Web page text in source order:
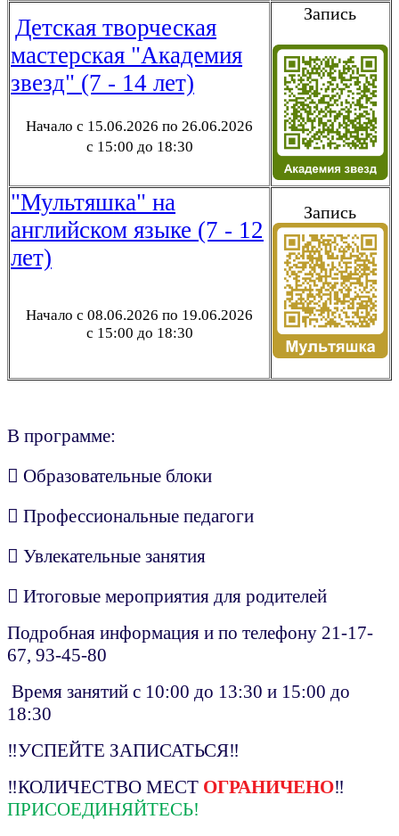
Детская творческая
мастерская "Академия
звезд" (7 - 14 лет)
Начало с 15.06.2026 по 26.06.2026
с 15:00 до 18:30
Запись
"Мультяшка" на
английском языке (7 - 12
лет)
Начало с 08.06.2026 по 19.06.2026
с 15:00 до 18:30
Запись
В программе:
 Образовательные блоки
 Профессиональные педагоги
 Увлекательные занятия
 Итоговые мероприятия для родителей
Подробная информация и по телефону 21-17-
67, 93-45-80
Время занятий с 10:00 до 13:30 и 15:00 до
18:30
‼УСПЕЙТЕ ЗАПИСАТЬСЯ‼
‼КОЛИЧЕСТВО МЕСТ ОГРАНИЧЕНО‼
ПРИСОЕДИНЯЙТЕСЬ!